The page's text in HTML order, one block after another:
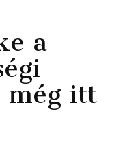
a
még itt